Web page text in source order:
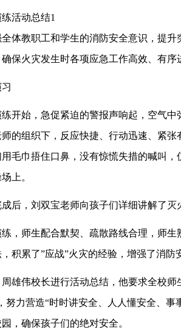
活动总结1
全体教职工和学生的消防安全意识，提
保火灾发生时各项应急工作高效、有序
练开始，急促紧迫的警报声响起，空气
的组织下，反应快捷、行动迅速、紧
毛巾捂住口鼻，没有惊慌失措的喊叫
上。
后，刘双宝老师向孩子们详细讲解了灭
，师生配合默契、疏散路线合理，师生
积累了”应战”火灾的经验，增强了消防
雄伟校长进行活动总结，他要求全校
努力营造“时时讲安全、人人懂安全、
，确保孩子们的绝对安全。